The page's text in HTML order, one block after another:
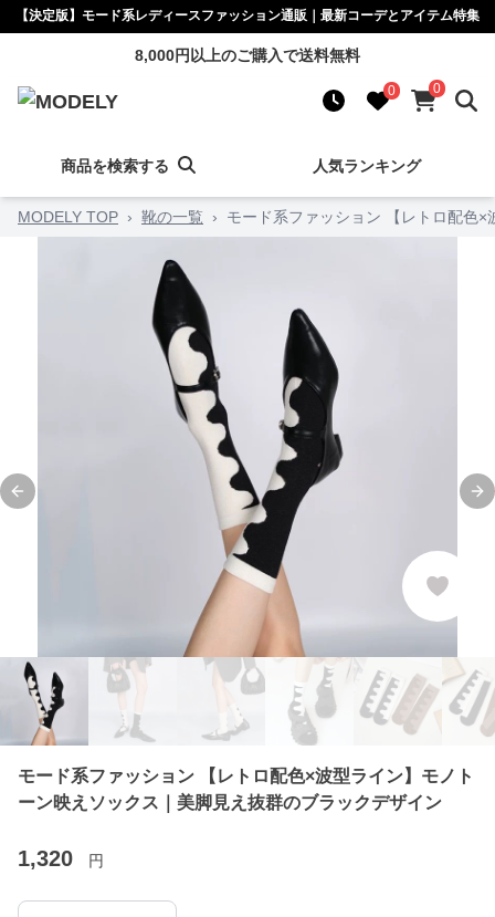
【決定版】モード系レディースファッション通販｜最新コーデとアイテム特集
8,000円以上のご購入で送料無料
0 0
商品を検索する 人気ランキング
MODELY TOP › 靴の一覧 › モード系ファッション 【レトロ配色
Previous slide
モード系ファッション 【レトロ配色×波型ライン】モノト
ーン映えソックス｜美脚見え抜群のブラックデザイン
1,320 円